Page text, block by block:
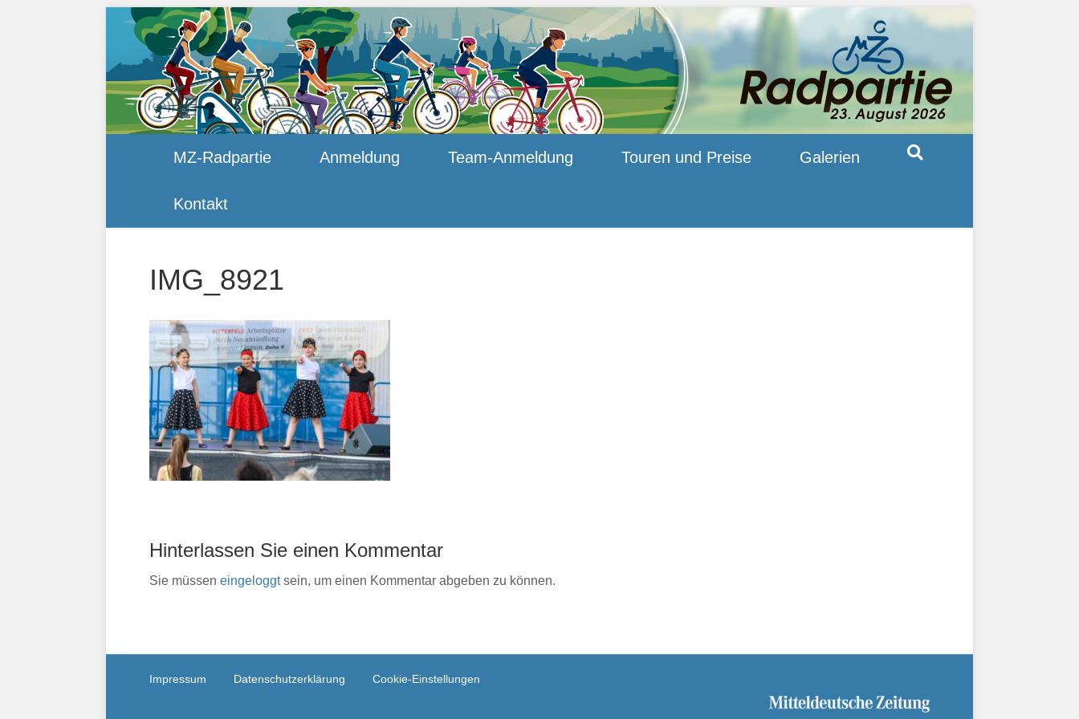
MZ-Radpartie Anmeldung Team-Anmeldung Touren und Preise Galerien
Kontakt
IMG_8921
Hinterlassen Sie einen Kommentar
Sie müssen eingeloggtsein, um einen Kommentar abgeben zu können.
Impressum Datenschutzerklärung Cookie-Einstellungen